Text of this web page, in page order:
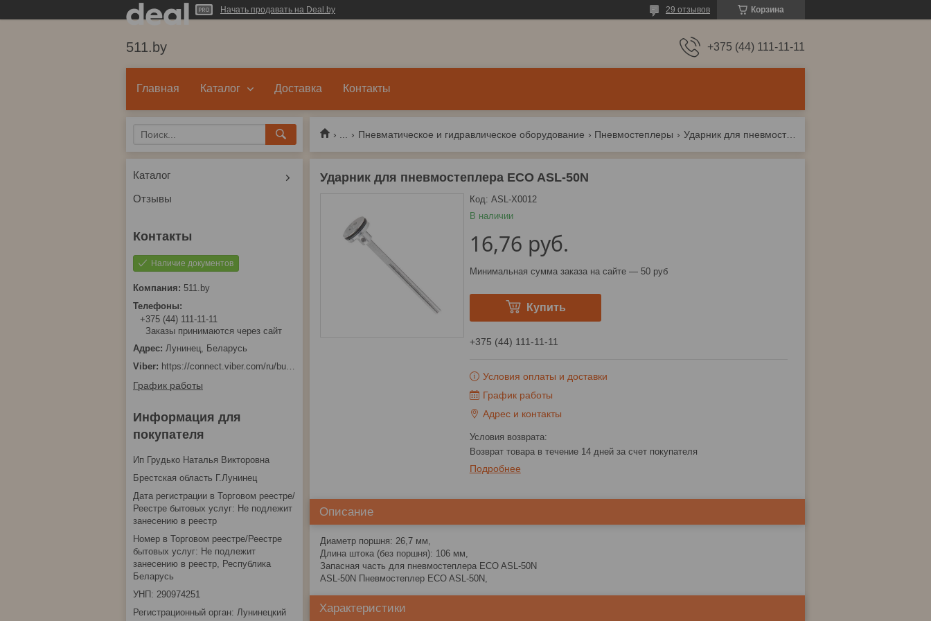
Начать продавать на Deal.by Корзина
29 отзывов
511.by +375 (44) 111-11-11
Главная Каталог Доставка Контакты
Пневматическое и гидравлическое оборудование Пневмостеплеры Ударник для пневмостеплера eco asl-50n
Ударник для пневмостеплера ECO ASL-50N
В наличии
Код: ASL-X0012
16,76 руб.
Минимальная сумма заказа на сайте — 50 руб
Купить
+375 (44) 111-11-11
Условия оплаты и доставки
График работы
Адрес и контакты
возврат товара в течение 14 дней за счет покупателя
Подробнее
Описание
Диаметр поршня: 26,7 мм,
Длина штока (без поршня): 106 мм,
Запасная часть для пневмостеплера ECO ASL-50N
ASL-50N Пневмостеплер ECO ASL-50N,
Характеристики
Каталог
Отзывы
Наличие документов
511.by
+375 (44) 111-11-11
Заказы принимаются через сайт
Лунинец, Беларусь
https://connect.viber.com/ru/business/1d480fbc-bd61-11ef-8513-eab83dfd23fa
График работы
Информация для
покупателя
Ип Грудько Наталья Викторовна
Брестская область Г.Лунинец
Дата регистрации в Торговом реестре/
Реестре бытовых услуг: Не подлежит
занесению в реестр
Номер в Торговом реестре/Реестре
бытовых услуг: Не подлежит
занесению в реестр, Республика
Беларусь
УНП: 290974251
Регистрационный орган: Лунинецкий